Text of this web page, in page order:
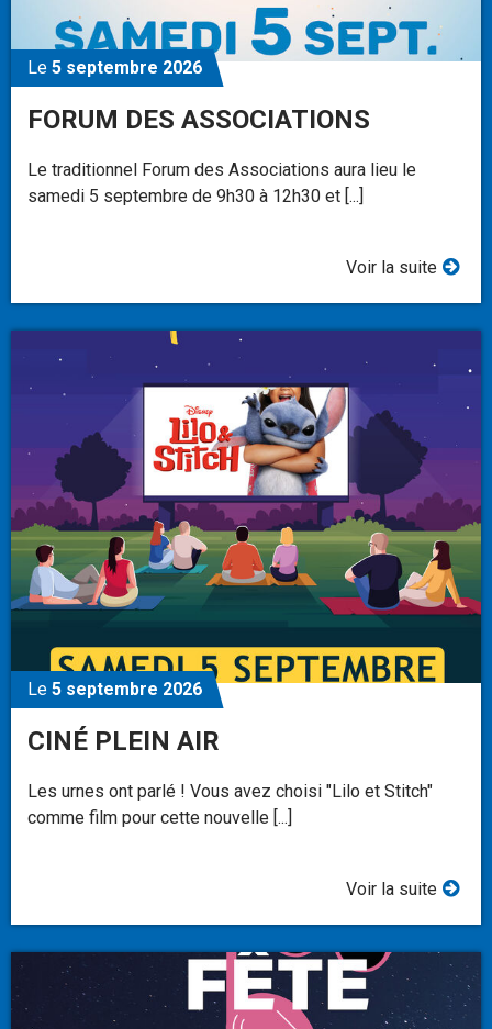
Le 5 septembre 2026
FORUM DES ASSOCIATIONS
Le traditionnel Forum des Associations aura lieu le
samedi 5 septembre de 9h30 à 12h30 et [...]
Voir la suite
Le 5 septembre 2026
CINÉ PLEIN AIR
Les urnes ont parlé ! Vous avez choisi "Lilo et Stitch"
comme film pour cette nouvelle [...]
Voir la suite